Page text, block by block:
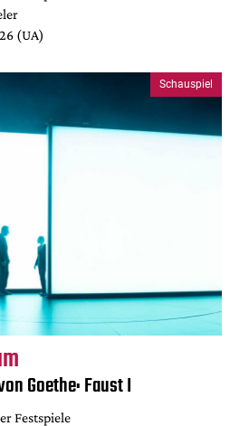
(UA)
Schauspiel
Goethe: Faust I
Festspiele